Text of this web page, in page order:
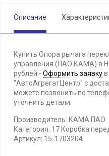
Описание
Купить Опора рычага
управления (ПАО КАМА) в
рублей - Оформить заявку
"АвтоАгрегатЦентр" с
можете позвонить по
уточнить детали.
Производитель: КАМА ПАО
Категория: 17 Коробка
Артикул: 15-1703204